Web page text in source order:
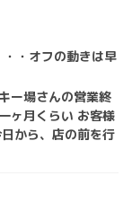
・オフの動きは早
ー場さんの営業終
ヶ月くらい お客様
から、店の前を行